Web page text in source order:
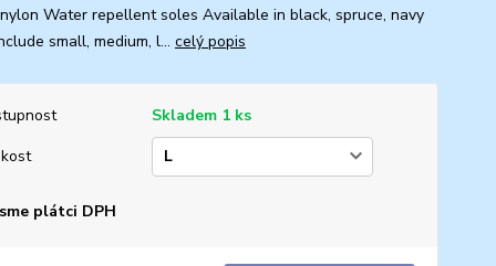
Water repellent soles Available in black, spruce, navy
small, medium, l... celý popis
Skladem 1 ks
plátci DPH